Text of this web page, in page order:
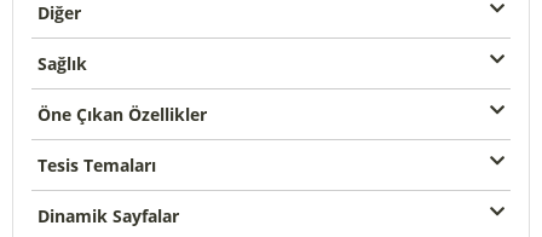
Diğer
Sağlık
Öne Çıkan Özellikler
Tesis Temaları
Dinamik Sayfalar